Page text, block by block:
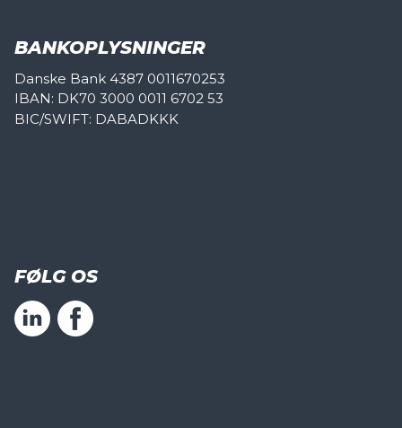
BANKOPLYSNINGER
Danske Bank 4387 0011670253
IBAN: DK70 3000 0011 6702 53
BIC/SWIFT: DABADKKK
FØLG OS